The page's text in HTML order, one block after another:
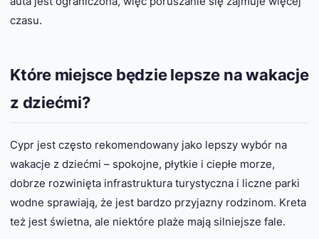
czasu.
Które miejsce będzie lepsze na wakacje
z dziećmi?
Cypr jest często rekomendowany jako lepszy wybór na
wakacje z dziećmi – spokojne, płytkie i ciepłe morze,
dobrze rozwinięta infrastruktura turystyczna i liczne parki
wodne sprawiają, że jest bardzo przyjazny rodzinom. Kreta
też jest świetna, ale niektóre plaże mają silniejsze fale.